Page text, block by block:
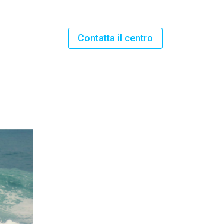
Contatta il centro